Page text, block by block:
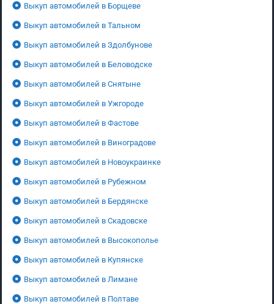
Выкуп автомобилей в Борщеве
Выкуп автомобилей в Тальном
Выкуп автомобилей в Здолбунове
Выкуп автомобилей в Беловодске
Выкуп автомобилей в Снятыне
Выкуп автомобилей в Ужгороде
Выкуп автомобилей в Фастове
Выкуп автомобилей в Виноградове
Выкуп автомобилей в Новоукраинке
Выкуп автомобилей в Рубежном
Выкуп автомобилей в Бердянске
Выкуп автомобилей в Скадовске
Выкуп автомобилей в Высокополье
Выкуп автомобилей в Купянске
Выкуп автомобилей в Лимане
Выкуп автомобилей в Полтаве